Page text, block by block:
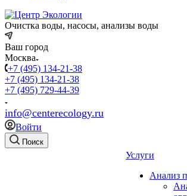
Очистка воды, насосы, анализы воды
Ваш город
Москва
+7 (495) 134-21-38
+7 (495) 134-21-38
+7 (495) 729-44-39
info@centerecology.ru
Войти
Поиск
Услуги
Анализ